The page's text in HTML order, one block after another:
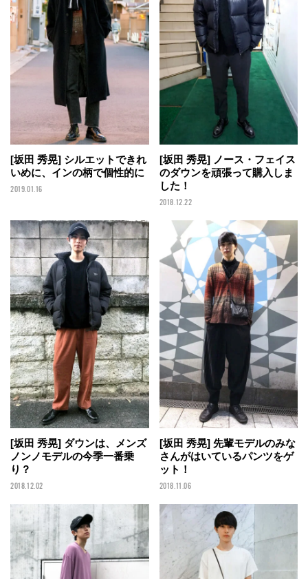
[坂田 秀晃] シルエットできれ
いめに、インの柄で個性的に
2019.01.16
[坂田 秀晃] ノース・フェイス
のダウンを頑張って購入しま
した！
2018.12.22
[坂田 秀晃] ダウンは、メンズ
ノンノモデルの今季一番乗
り？
2018.12.02
[坂田 秀晃] 先輩モデルのみな
さんがはいているパンツをゲ
ット！
2018.11.06